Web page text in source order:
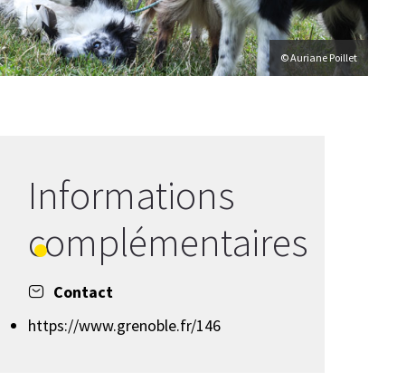
© Auriane Poillet
Informations
complémentaires
Contact
https://www.grenoble.fr/146